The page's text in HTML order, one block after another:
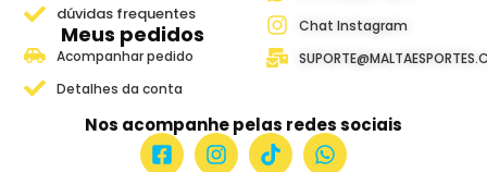
dúvidas frequentes
Meus pedidos
Acompanhar pedido
Detalhes da conta
Chat Instagram
Nos acompanhe pelas redes sociais